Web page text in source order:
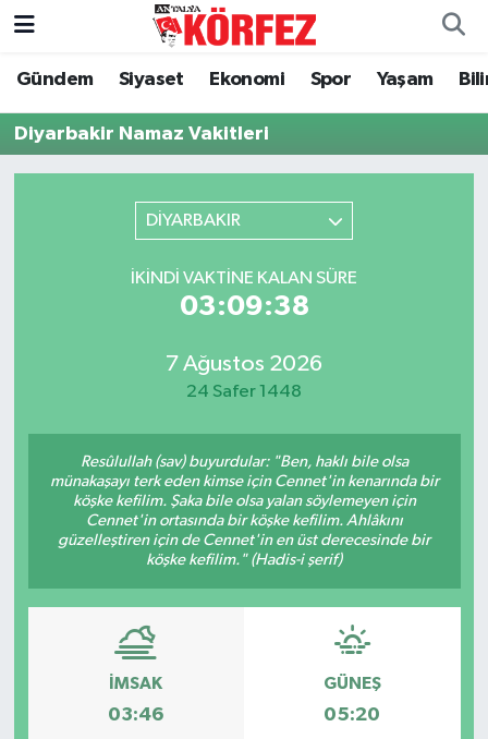
Gündem Siyaset Ekonomi Spor Yaşam
Diyarbakir Namaz Vakitleri
DİYARBAKIR
İKINDI VAKTINE KALAN SÜRE
03:09:38
7 Ağustos 2026
24 Safer 1448
Resûlullah (sav) buyurdular: "Ben, haklı bile olsa
münakaşayı terk eden kimse için Cennet'in kenarında bir
köşke kefilim. Şaka bile olsa yalan söylemeyen için
Cennet'in ortasında bir köşke kefilim. Ahlâkını
güzelleştiren için de Cennet'in en üst derecesinde bir
köşke kefilim." (Hadis-i şerif)
İMSAK
03:46
GÜNEŞ
05:20
Gündem
Siyaset
Dünya
Eğitim
Magazin
Turizm
Nöbetçi Eczaneler
Hava Durumu
Tüm Manşetler
Son Dakika Haberleri